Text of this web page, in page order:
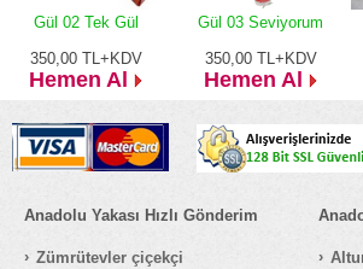
Gül 02 Tek Gül
350,00 TL+KDV
Hemen Al
Gül 03 Seviyorum
350,00 TL+KDV
Hemen Al
Anadolu Yakası Hızlı Gönderim
Zümrütevler çiçekçi